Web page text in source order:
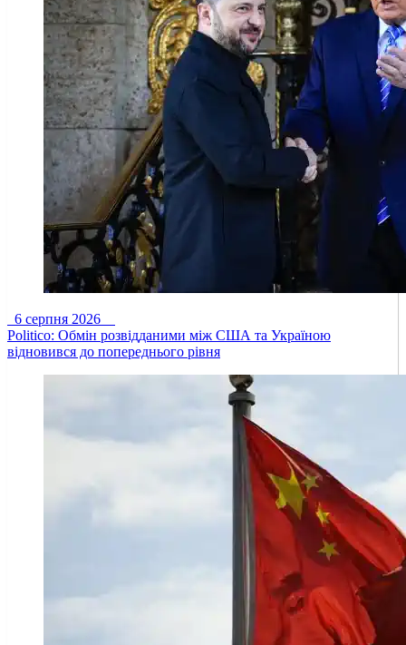
6 серпня 2026
Politico: Обмін розвідданими між США та Україною
відновився до попереднього рівня